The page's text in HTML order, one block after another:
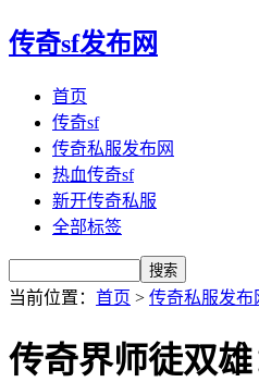
传奇sf发布网
首页
传奇sf
传奇私服发布网
热血传奇sf
新开传奇私服
全部标签
当前位置： 首页 > 传奇私服发布
传奇界师徒双